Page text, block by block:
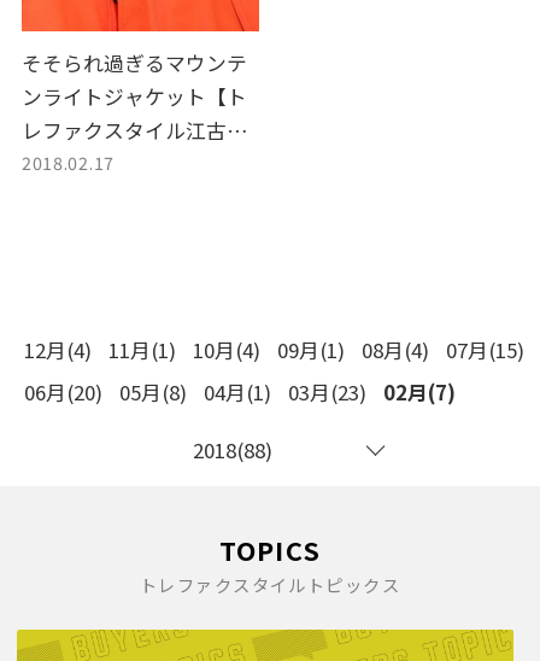
そそられ過ぎるマウンテ
ンライトジャケット【ト
レファクスタイル江古田
店 古着 ブログ】
2018.02.17
12月(4) 11月(1) 10月(4) 09月(1) 08月(4)
07月(15)
06月(20)
05月(8) 04月(1) 03月(23)
02月(7)
2018(88)
TOPICS
トレファクスタイルトピックス